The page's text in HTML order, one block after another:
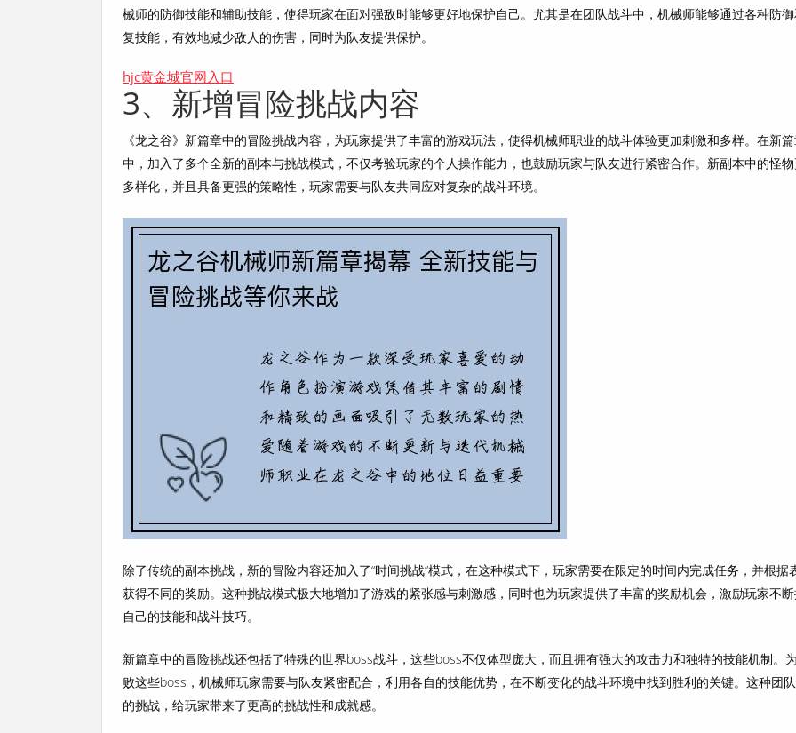
械师的防御技能和辅助技能，使得玩家在面对强敌时能够更好地保护自己。尤其是在团队战斗中，机械师能够通过各种防
复技能，有效地减少敌人的伤害，同时为队友提供保护。
hjc黄金城官网入口
3、新增冒险挑战内容
《龙之谷》新篇章中的冒险挑战内容，为玩家提供了丰富的游戏玩法，使得机械师职业的战斗体验更加刺激和多样。在新
中，加入了多个全新的副本与挑战模式，不仅考验玩家的个人操作能力，也鼓励玩家与队友进行紧密合作。新副本中的怪
多样化，并且具备更强的策略性，玩家需要与队友共同应对复杂的战斗环境。
除了传统的副本挑战，新的冒险内容还加入了“时间挑战”模式，在这种模式下，玩家需要在限定的时间内完成任务，并根据
获得不同的奖励。这种挑战模式极大地增加了游戏的紧张感与刺激感，同时也为玩家提供了丰富的奖励机会，激励玩家不
自己的技能和战斗技巧。
新篇章中的冒险挑战还包括了特殊的世界boss战斗，这些boss不仅体型庞大，而且拥有强大的攻击力和独特的技能机制。
败这些boss，机械师玩家需要与队友紧密配合，利用各自的技能优势，在不断变化的战斗环境中找到胜利的关键。这种团
的挑战，给玩家带来了更高的挑战性和成就感。